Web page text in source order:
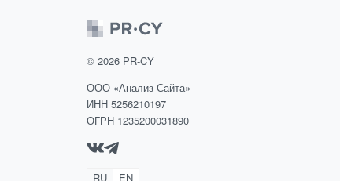
© 2026 PR-CY
ООО «Анализ Сайта»
ИНН 5256210197
ОГРН 1235200031890
RU EN